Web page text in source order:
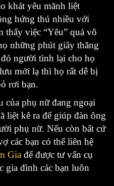
khát yêu mãnh liệt
hứng thú nhiều với
thấy việc “Yêu” quá vô
những phút giây thăng
người tình lại cho họ
mới lạ thì họ rất dễ bị
rơi bạn.
của phụ nữ đang ngoại
liệt kê ra để giúp đàn ông
phụ nữ. Nếu còn bất cứ
các bạn có thể liên hệ
Gia để được tư vấn cụ
gia đình các bạn luôn